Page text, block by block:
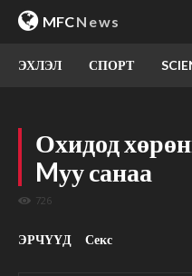
MFCNews
ЭХЛЭЛ СПОРТ
Охидод
Mуу санаа
726
ЭРЧҮҮД Секс